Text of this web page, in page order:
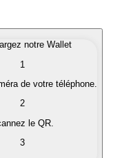
qui vous intéressent
en monnaie
notre Wallet
1
de votre téléphone.
2
le QR.
3